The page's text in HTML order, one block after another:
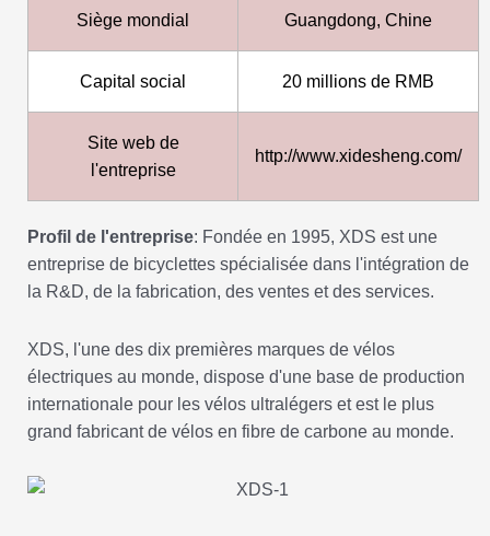
Siège mondial Guangdong, Chine
Capital social 20 millions de RMB
Site web de
l'entreprise
http://www.xidesheng.com/
Profil de l'entreprise: Fondée en 1995, XDS est une
entreprise de bicyclettes spécialisée dans l'intégration de
la R&D, de la fabrication, des ventes et des services.
XDS, l'une des dix premières marques de vélos
électriques au monde, dispose d'une base de production
internationale pour les vélos ultralégers et est le plus
grand fabricant de vélos en fibre de carbone au monde.